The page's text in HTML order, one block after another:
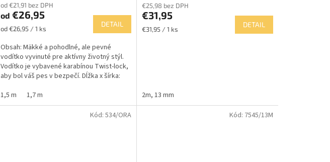
produktu
je
5,0
z
5
hviezdičiek.
od €21,91 bez DPH
od €26,95
Jednotková
od €26,95 / 1 ks
DETAIL
Obsah: Mäkké a pohodlné, ale pevné
vodítko vyvinuté pre aktívny životný stýl.
Vodítko je vybavené karabínou Twist-lock,
aby bol váš pes v bezpečí. Dĺžka x šírka:
1,5 m
1,7 m
€25,98 bez DPH
€31,95
Jednotková
€31,95 / 1 ks
DETAIL
2m, 13 mm
Kód: 534/ORA Kód: 7545/13M